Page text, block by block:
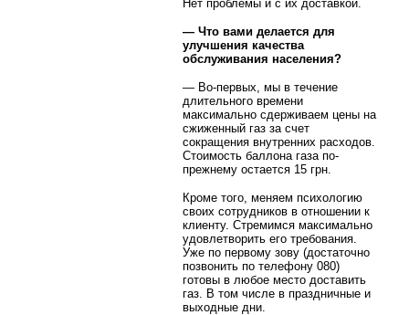
Нет проблемы и с их доставкой.
— Что вами делается для
улучшения качества
обслуживания населения?
— Во-первых, мы в течение
длительного времени
максимально сдерживаем цены на
сжиженный газ за счет
сокращения внутренних расходов.
Стоимость баллона газа по-
прежнему остается 15 грн.
Кроме того, меняем психологию
своих сотрудников в отношении к
клиенту. Стремимся максимально
удовлетворить его требования.
Уже по первому зову (достаточно
позвонить по телефону 080)
готовы в любое место доставить
газ. В том числе в праздничные и
выходные дни.